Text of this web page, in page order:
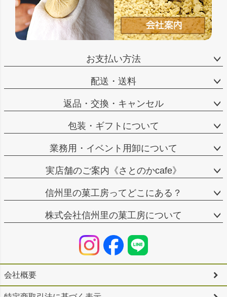
お支払い方法
配送・送料
返品・交換・キャンセル
包装・ギフトについて
業務用・イベント用卸について
実店舗のご案内《さとのかcafe》
信州里の菓工房ってどこにある？
株式会社信州里の菓工房について
会社概要